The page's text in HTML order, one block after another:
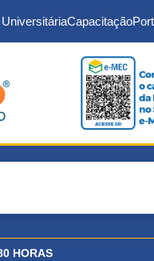
Capacitação
HORAS